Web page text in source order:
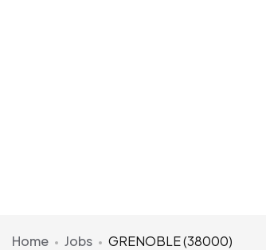
Home Jobs GRENOBLE (38000)